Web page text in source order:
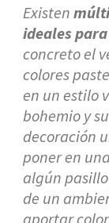
Existen
ideales
concreto el
colores
en un estilo
bohemio y
decoración
poner en
algún
de un